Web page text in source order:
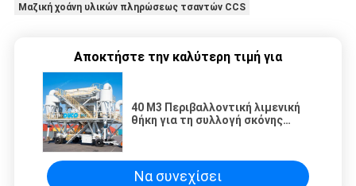
Μαζική χοάνη υλικών πληρώσεως τσαντών CCS
Αποκτήστε την καλύτερη τιμή για
40 M3 Περιβαλλοντική λιμενική
θήκη για τη συλλογή σκόνης
Να συνεχίσει